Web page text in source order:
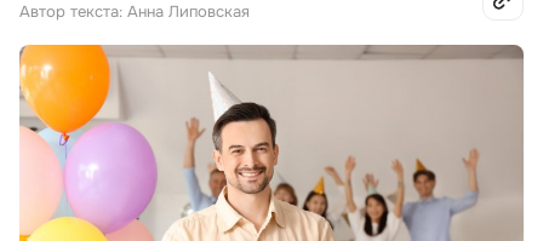
Автор текста: Анна Липовская